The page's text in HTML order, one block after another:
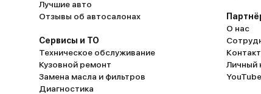
Лучшие авто
Отзывы об автосалонах
Сервисы и ТО
Техническое обслуживание
Кузовной ремонт
Замена масла и фильтров
Диагностика
О нас
Личный